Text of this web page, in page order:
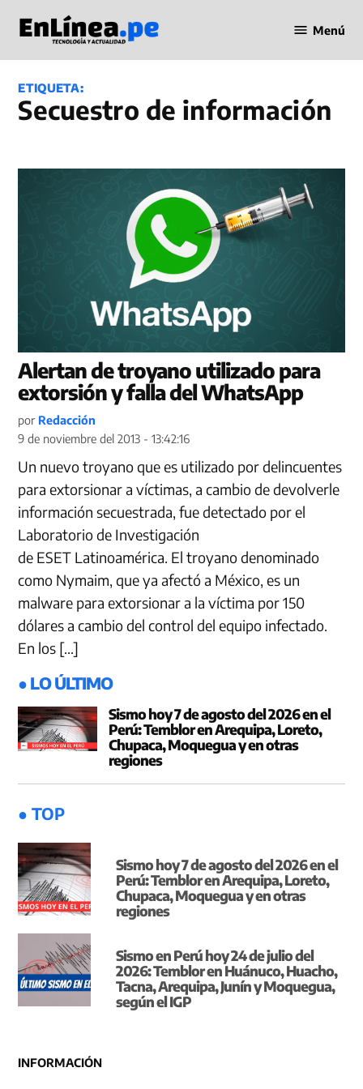
contenido
en Línea
Menú
ETIQUETA:
Secuestro de información
Alertan de troyano utilizado para
extorsión y falla del WhatsApp
por Redacción
9 de noviembre del 2013 - 13:42:16
Un nuevo troyano que es utilizado por delincuentes
para extorsionar a víctimas, a cambio de devolverle
información secuestrada, fue detectado por el
Laboratorio de Investigación
de ESET Latinoamérica. El troyano denominado
como Nymaim, que ya afectó a México, es un
malware para extorsionar a la víctima por 150
dólares a cambio del control del equipo infectado.
En los […]
● LO ÚLTIMO
Sismo hoy 7 de agosto del 2026 en el
Perú: Temblor en Arequipa, Loreto,
Chupaca, Moquegua y en otras
regiones
● TOP
Sismo hoy 7 de agosto del 2026 en el
Perú: Temblor en Arequipa, Loreto,
Chupaca, Moquegua y en otras
regiones
Sismo en Perú hoy 24 de julio del
2026: Temblor en Huánuco, Huacho,
Tacna, Arequipa, Junín y Moquegua,
según el IGP
INFORMACIÓN